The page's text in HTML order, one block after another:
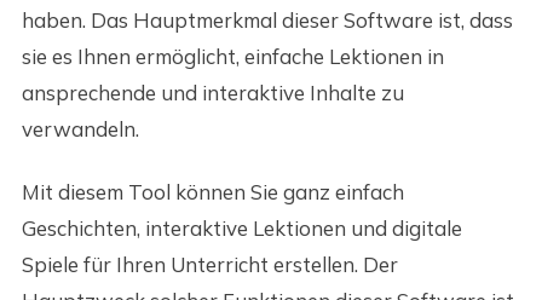
haben. Das Hauptmerkmal dieser Software ist, dass
sie es Ihnen ermöglicht, einfache Lektionen in
ansprechende und interaktive Inhalte zu
verwandeln.
Mit diesem Tool können Sie ganz einfach
Geschichten, interaktive Lektionen und digitale
Spiele für Ihren Unterricht erstellen. Der